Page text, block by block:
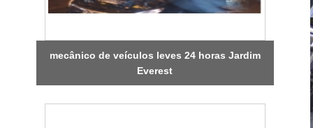
mecânico de veículos leves 24 horas Jardim
Everest